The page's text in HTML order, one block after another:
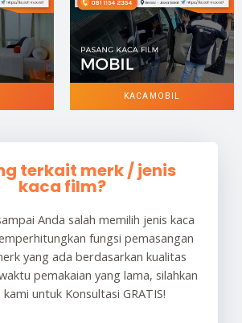
KACA MOBIL
terkait merk / jenis
kaca film?
Anda salah memilih jenis kaca
fungsi pemasangan
yang ada berdasarkan kualitas
pemakaian yang lama, silahkan
untuk Konsultasi GRATIS!